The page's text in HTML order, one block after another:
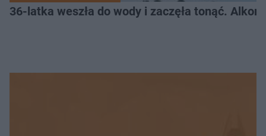
36-latka weszła do wody i zaczęła tonąć.